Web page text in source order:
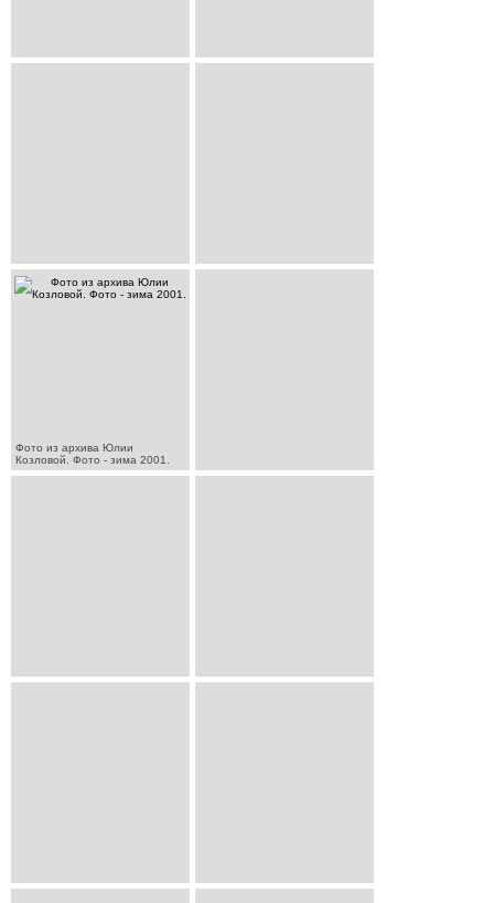
Фото из архива Юлии
Козловой. Фото - зима 2001.